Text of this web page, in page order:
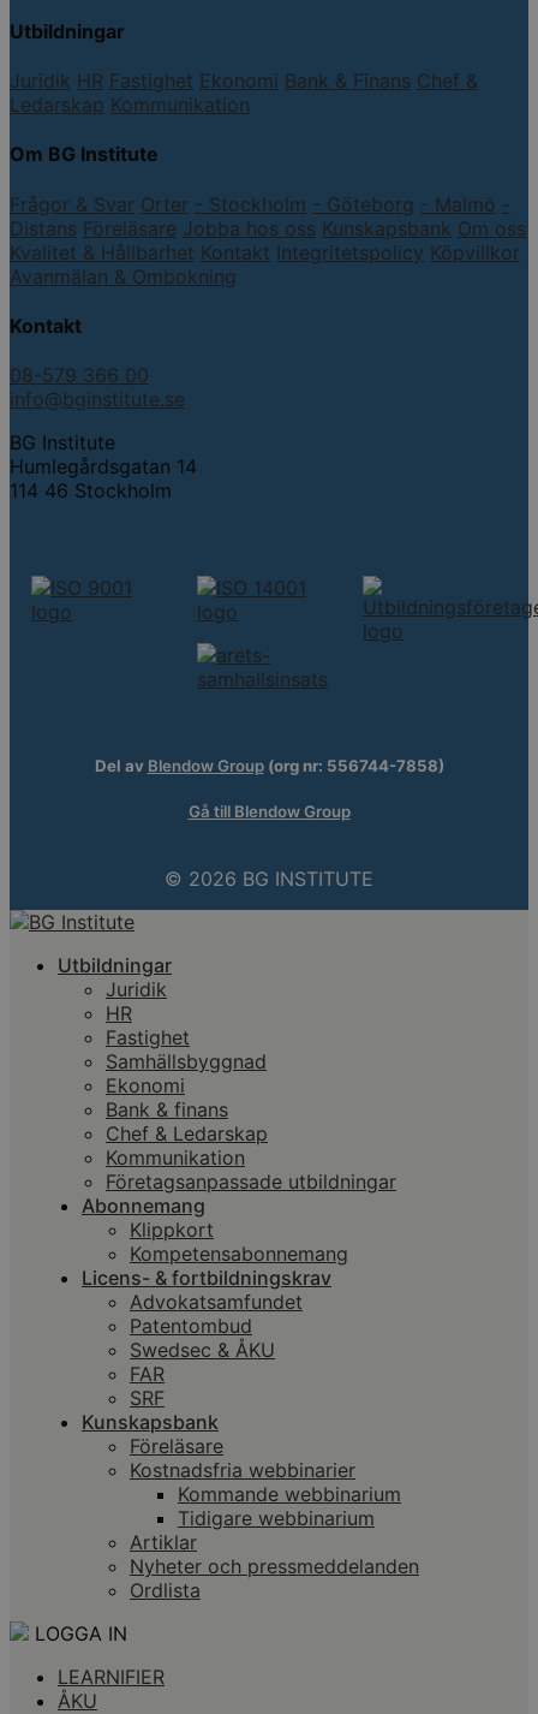
Utbildningar
Juridik HR Fastighet Ekonomi Bank & Finans Chef &
Ledarskap Kommunikation
Om BG Institute
Frågor & Svar Orter - Stockholm - Göteborg - Malmö -
Distans Föreläsare Jobba hos oss Kunskapsbank Om oss
Kvalitet & Hållbarhet Kontakt Integritetspolicy Köpvillkor
Avanmälan & Ombokning
Kontakt
08-579 366 00
info@bginstitute.se
BG Institute
Humlegårdsgatan 14
114 46 Stockholm
Del av Blendow Group(org nr: 556744-7858)
Gå till Blendow Group
© 2026 BG INSTITUTE
Utbildningar
Juridik
HR
Fastighet
Samhällsbyggnad
Ekonomi
Bank & finans
Chef & Ledarskap
Kommunikation
Företagsanpassade utbildningar
Abonnemang
Klippkort
Kompetensabonnemang
Licens- & fortbildningskrav
Advokatsamfundet
Patentombud
Swedsec & ÅKU
FAR
SRF
Kunskapsbank
Föreläsare
Kostnadsfria webbinarier
Kommande webbinarium
Tidigare webbinarium
Artiklar
Nyheter och pressmeddelanden
Ordlista
LOGGA IN
LEARNIFIER
ÅKU